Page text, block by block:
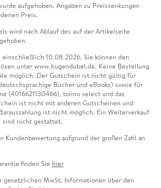
aufgehoben. Angaben zu Preissenkungen
Preis.
wird nach Ablauf des auf der Artikelseite
10.08.2026. Sie können den
unter www.hugendubel.de. Keine Bestellung
möglich. Der Gutschein ist nicht gültig für
Bücher und eBooks) sowie für
(4016621130466), tolino select und das
ist nicht mit anderen Gutscheinen und
ist nicht möglich. Ein Weiterverkauf
sind nicht gestattet.
Kundenbewertung aufgrund der großen Zahl an
finden Sie hier
MwSt. Informationen über den